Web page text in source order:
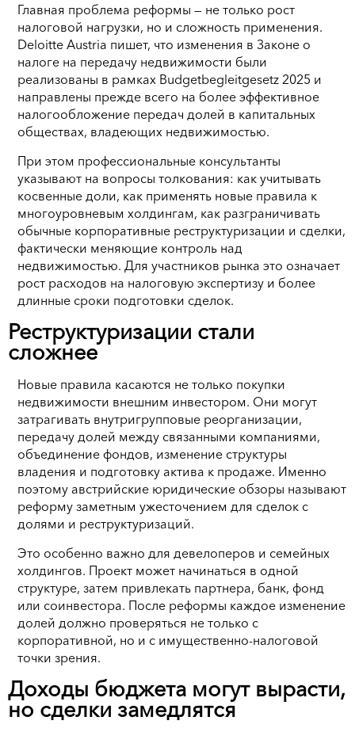
Главная проблема реформы — не только рост
налоговой нагрузки, но и сложность применения.
Deloitte Austria пишет, что изменения в Законе о
налоге на передачу недвижимости были
реализованы в рамках Budgetbegleitgesetz 2025 и
направлены прежде всего на более эффективное
налогообложение передач долей в капитальных
обществах, владеющих недвижимостью.
При этом профессиональные консультанты
указывают на вопросы толкования: как учитывать
косвенные доли, как применять новые правила к
многоуровневым холдингам, как разграничивать
обычные корпоративные реструктуризации и сделки,
фактически меняющие контроль над
недвижимостью. Для участников рынка это означает
рост расходов на налоговую экспертизу и более
длинные сроки подготовки сделок.
Реструктуризации стали
сложнее
Новые правила касаются не только покупки
недвижимости внешним инвестором. Они могут
затрагивать внутригрупповые реорганизации,
передачу долей между связанными компаниями,
объединение фондов, изменение структуры
владения и подготовку актива к продаже. Именно
поэтому австрийские юридические обзоры называют
реформу заметным ужесточением для сделок с
долями и реструктуризаций.
Это особенно важно для девелоперов и семейных
холдингов. Проект может начинаться в одной
структуре, затем привлекать партнера, банк, фонд
или соинвестора. После реформы каждое изменение
долей должно проверяться не только с
корпоративной, но и с имущественно-налоговой
точки зрения.
Доходы бюджета могут вырасти,
но сделки замедлятся